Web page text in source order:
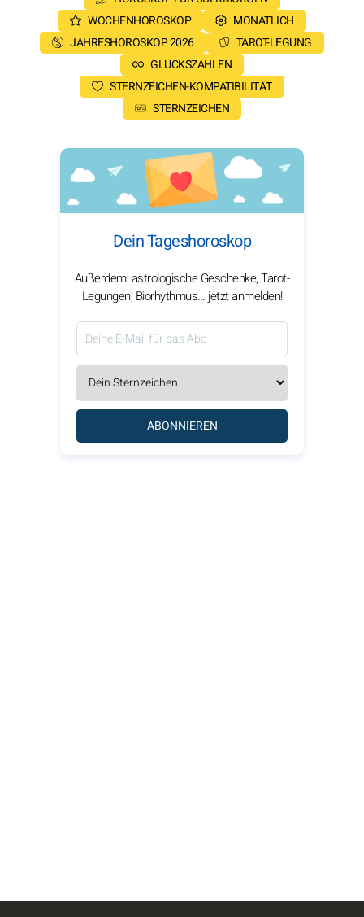
WOCHENHOROSKOP
MONATLICH
JAHRESHOROSKOP 2026
TAROT-LEGUNG
GLÜCKSZAHLEN
STERNZEICHEN-KOMPATIBILITÄT
STERNZEICHEN
Dein Tageshoroskop
Außerdem: astrologische Geschenke, Tarot-
Legungen, Biorhythmus… jetzt anmelden!
ABONNIEREN